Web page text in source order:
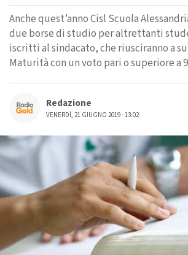
Anche quest’anno Cisl Scuola
due borse di studio per altrettanti
iscritti al sindacato, che riusciranno a
Maturità con un voto pari o superiore a
Redazione
VENERDÌ, 21 GIUGNO 2019 - 13:02